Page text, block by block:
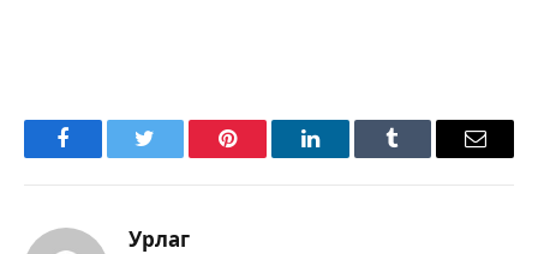
FacebookTwitter Pinterest LinkedInTumblr Имэйл
Урлаг